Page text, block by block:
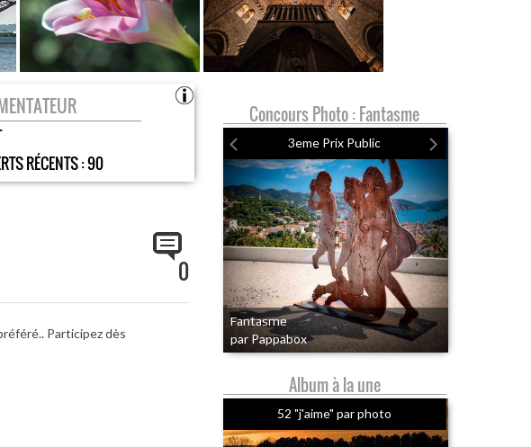
RÉCENTS :90
0
Participez dès
Concours Photo : Fantasme
3eme Prix Public
Fantasme
par Pappabox
Album à la une
52 "j'aime" par photo